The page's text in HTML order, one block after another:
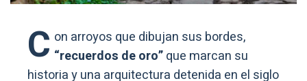
C on arroyos que dibujan sus bordes,
“recuerdos de oro”que marcan su
historia y una arquitectura detenida en el siglo